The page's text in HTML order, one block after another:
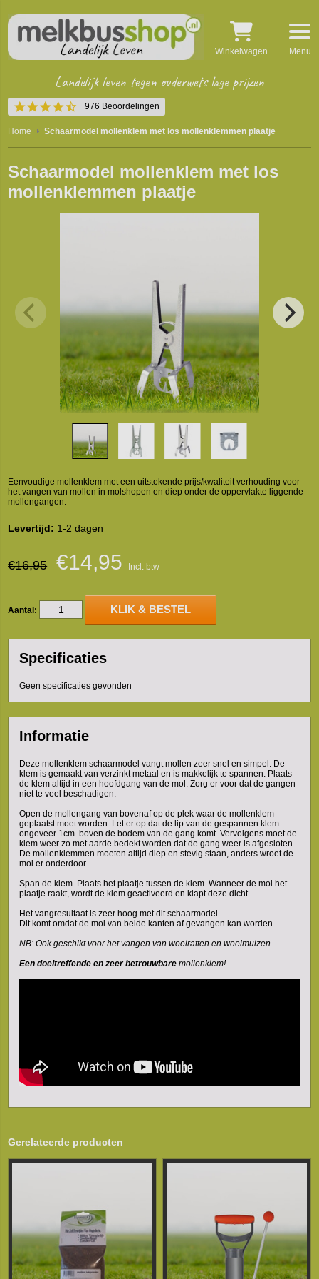
4.5
star
rating
976 Beoordelingen
Landelijk leven tegen ouderwets lage prijzen
Winkelwagen Menu
Home Schaarmodel mollenklem met los mollenklemmen plaatje
Schaarmodel mollenklem met los
mollenklemmen plaatje
Eenvoudige mollenklem met een uitstekende prijs/kwaliteit verhouding voor
het vangen van mollen in molshopen en diep onder de oppervlakte liggende
mollengangen.
Levertijd: 1-2 dagen
€16,95 €14,95 Incl. btw
Aantal: KLIK & BESTEL
Informatie
Deze mollenklem schaarmodel vangt mollen zeer snel en simpel. De
klem is gemaakt van verzinkt metaal en is makkelijk te spannen. Plaats
de klem altijd in een hoofdgang van de mol. Zorg er voor dat de gangen
niet te veel beschadigen.
Open de mollengang van bovenaf op de plek waar de mollenklem
geplaatst moet worden. Let er op dat de lip van de gespannen klem
ongeveer 1cm. boven de bodem van de gang komt. Vervolgens moet de
klem weer zo met aarde bedekt worden dat de gang weer is afgesloten.
De mollenklemmen moeten altijd diep en stevig staan, anders wroet de
mol er onderdoor.
Span de klem. Plaats het plaatje tussen de klem. Wanneer de mol het
plaatje raakt, wordt de klem geactiveerd en klapt deze dicht.
Het vangresultaat is zeer hoog met dit schaarmodel.
Dit komt omdat de mol van beide kanten af gevangen kan worden.
NB: Ook geschikt voor het vangen van woelratten en woelmuizen.
Een doeltreffende en zeer betrouwbare mollenklem!
Specificaties
Geen specificaties gevonden
Gerelateerde producten